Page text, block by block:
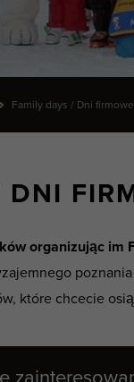
Family days / Dni firmowe
organizując
które chcecie